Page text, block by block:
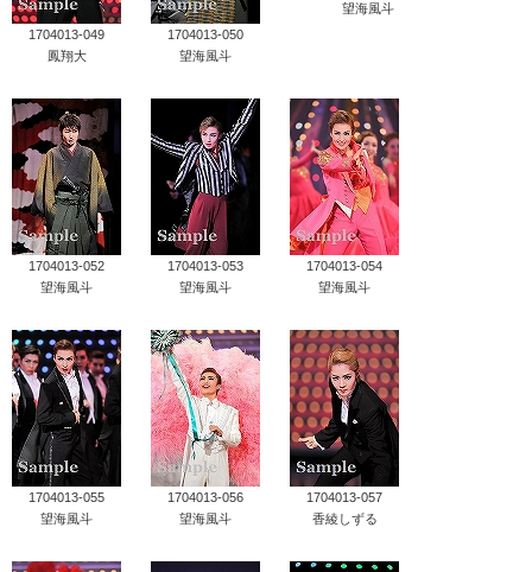
1704013-049
鳳翔大
1704013-050
望海風斗
望海風斗
1704013-052
望海風斗
1704013-053
望海風斗
1704013-054
望海風斗
1704013-055
望海風斗
1704013-056
望海風斗
1704013-057
香綾しずる